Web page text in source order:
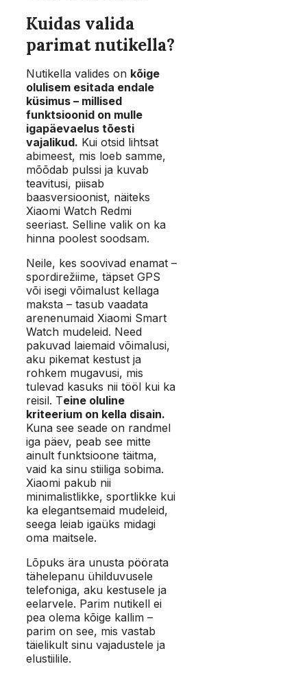
Kuidas valida
parimat nutikella?
Nutikella valides on kõige
olulisem esitada endale
küsimus – millised
funktsioonid on mulle
igapäevaelus tõesti
vajalikud. Kui otsid lihtsat
abimeest, mis loeb samme,
mõõdab pulssi ja kuvab
teavitusi, piisab
baasversioonist, näiteks
Xiaomi Watch Redmi
seeriast. Selline valik on ka
hinna poolest soodsam.
Neile, kes soovivad enamat –
spordirežiime, täpset GPS
või isegi võimalust kellaga
maksta – tasub vaadata
arenenumaid Xiaomi Smart
Watch mudeleid. Need
pakuvad laiemaid võimalusi,
aku pikemat kestust ja
rohkem mugavusi, mis
tulevad kasuks nii tööl kui ka
reisil. Teine oluline
kriteerium on kella disain.
Kuna see seade on randmel
iga päev, peab see mitte
ainult funktsioone täitma,
vaid ka sinu stiiliga sobima.
Xiaomi pakub nii
minimalistlikke, sportlikke kui
ka elegantsemaid mudeleid,
seega leiab igaüks midagi
oma maitsele.
Lõpuks ära unusta pöörata
tähelepanu ühilduvusele
telefoniga, aku kestusele ja
eelarvele. Parim nutikell ei
pea olema kõige kallim –
parim on see, mis vastab
täielikult sinu vajadustele ja
elustiilile.